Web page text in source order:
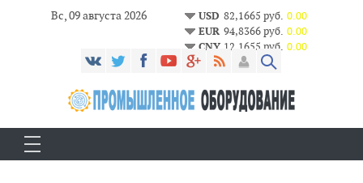
Вс, 09 августа 2026 USD 82,1665 руб. 0.00
EUR 94,8366 руб. 0.00
CNY 12,1655 руб. 0.00